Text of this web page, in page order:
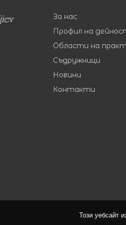
За нас
Профил на
Области на
Съдружници
Новини
Контакти
Този уебсайт